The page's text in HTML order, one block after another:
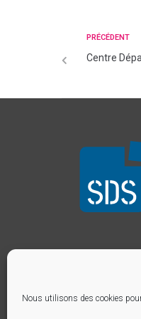
Nous utilisons des cookies
PRÉCÉDENT
Centre